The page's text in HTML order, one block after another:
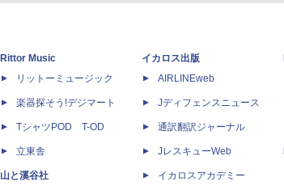
Rittor Music
リットーミュージック
楽器探そう!デジマート
TシャツPOD T-OD
立東舎
山と溪谷社
イカロス出版
AIRLINEweb
Jディフェンスニュース
通訳翻訳ジャーナル
JレスキューWeb
イカロスアカデミー